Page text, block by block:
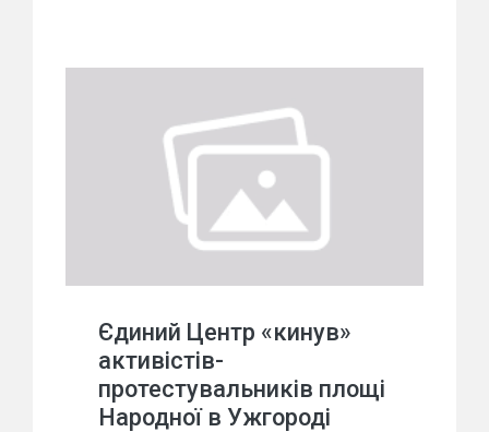
Єдиний Центр «кинув»
активістів-
протестувальників площі
Народної в Ужгороді